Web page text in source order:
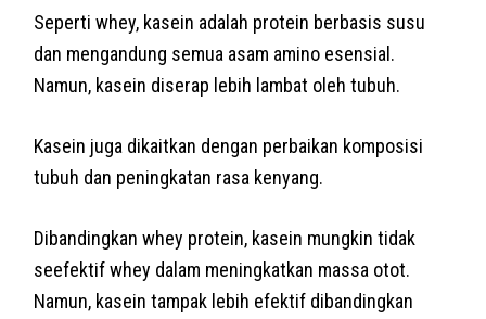
Seperti whey, kasein adalah protein berbasis susu
dan mengandung semua asam amino esensial.
Namun, kasein diserap lebih lambat oleh tubuh.
Kasein juga dikaitkan dengan perbaikan komposisi
tubuh dan peningkatan rasa kenyang.
Dibandingkan whey protein, kasein mungkin tidak
seefektif whey dalam meningkatkan massa otot.
Namun, kasein tampak lebih efektif dibandingkan